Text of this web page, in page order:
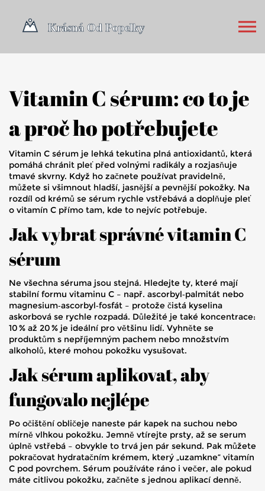
Vitamin C sérum: co to je
a proč ho potřebujete
Vitamin C sérum je lehká tekutina plná antioxidantů, která
pomáhá chránit pleť před volnými radikály a rozjasňuje
tmavé skvrny. Když ho začnete používat pravidelně,
můžete si všimnout hladší, jasnější a pevnější pokožky. Na
rozdíl od krémů se sérum rychle vstřebává a doplňuje pleť
o vitamín C přímo tam, kde to nejvíc potřebuje.
Jak vybrat správné vitamin C
sérum
Ne všechna séruma jsou stejná. Hledejte ty, které mají
stabilní formu vitaminu C – např. ascorbyl‑palmitát nebo
magnesium‑ascorbyl‑fosfát – protože čistá kyselina
askorbová se rychle rozpadá. Důležité je také koncentrace:
10 % až 20 % je ideální pro většinu lidí. Vyhněte se
produktům s nepříjemným pachem nebo množstvím
alkoholů, které mohou pokožku vysušovat.
Jak sérum aplikovat, aby
fungovalo nejlépe
Po očištění obličeje naneste pár kapek na suchou nebo
mírně vlhkou pokožku. Jemně vtírejte prsty, až se serum
úplně vstřebá – obvykle to trvá jen pár sekund. Pak můžete
pokračovat hydratačním krémem, který „uzamkne“ vitamín
C pod povrchem. Sérum používáte ráno i večer, ale pokud
máte citlivou pokožku, začněte s jednou aplikací denně.